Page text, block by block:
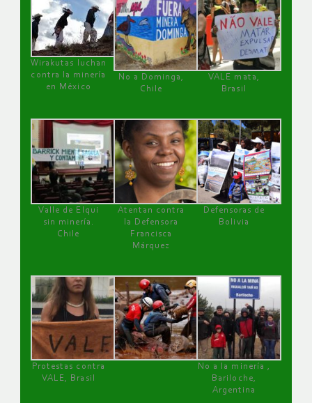
Wirakutas luchan
contra la minería
en México
No a Dominga,
Chile
VALE mata,
Brasil
Valle de Elqui
sin minería.
Chile
Atentan contra
la Defensora
Francisca
Márquez
Defensoras de
Bolivia
Protestas contra
VALE, Brasil
No a la minería ,
Bariloche,
Argentina